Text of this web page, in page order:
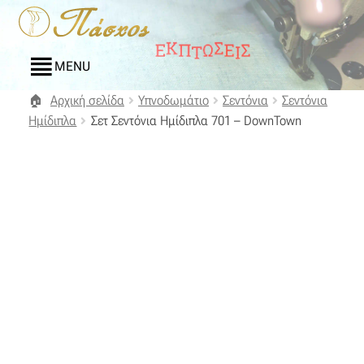
Απευθείας
μετάβαση
στην
πλοήγηση
Μετάβαση
σε
περιεχόμενο
MENU
ΑρχικήΑρχική σελίδα Υπνοδωμάτιο Σεντόνια
Σεντόνια
Ημίδιπλα
Σετ Σεντόνια Ημίδιπλα 701 – DownTown